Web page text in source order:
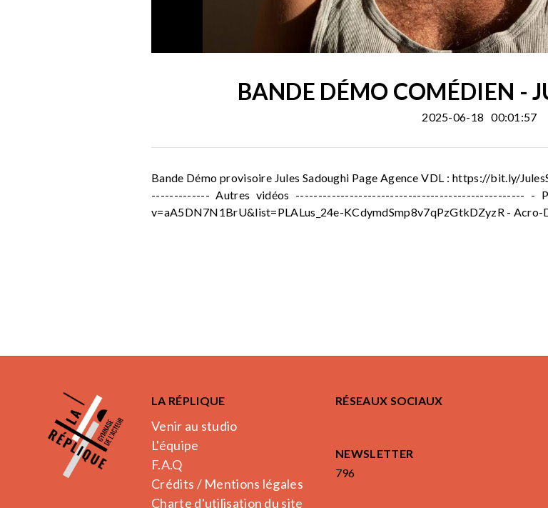
BANDE DÉMO COMÉDIEN -
2025-06-18 00:01:57
Bande Démo provisoire Jules Sadoughi Page Agence VDL : https://bit.ly/
------------- Autres vidéos --------------------------------------------------- -
v=aA5DN7N1BrU&list=PLALus_24e-KCdymdSmp8v7qPzGtkDZyzR -
LA RÉPLIQUE
Venir au studio
L'équipe
F.A.Q
Crédits / Mentions légales
Charte d'utilisation du site
RÉSEAUX SOCIAUX
NEWSLETTER
796